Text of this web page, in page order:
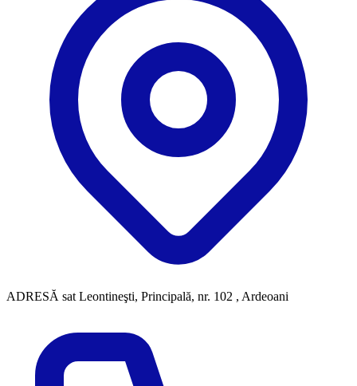
ADRESĂ sat Leontineşti, Principală, nr. 102 , Ardeoani